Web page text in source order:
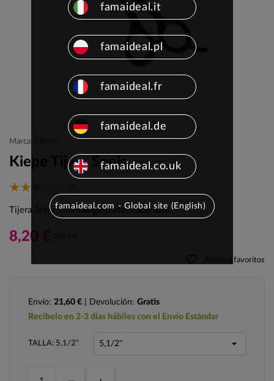
Marca: KIEPE
Kiepe Tijera Sonic
Tijera Sonic con mango plastificado azul.
8,20 €
Añadir a favoritos
Envío: 21,60 € | Devolución: Gratis
Recíbelo en 2-3 días hábiles con el Envío Estándar
TALLA: 5,1/2"
famaideal.it
famaideal.pl
famaideal.fr
famaideal.de
famaideal.co.uk
famaideal.com - Global site (English)